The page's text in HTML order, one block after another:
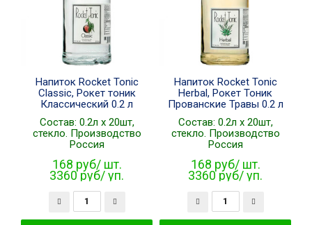
Напиток Rocket Tonic
Classic, Рокет тоник
Классический 0.2 л
Состав: 0.2л x 20шт,
стекло. Производство
Россия
168 руб/ шт.
3360 руб/ уп.
Напиток Rocket Tonic
Herbal, Рокет Тоник
Прованские Травы 0.2 л
Состав: 0.2л x 20шт,
стекло. Производство
Россия
168 руб/ шт.
3360 руб/ уп.